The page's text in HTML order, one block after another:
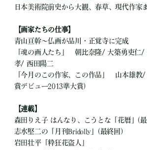
日本美術院前史から大観、春草、現代作家
【画家たちの仕事】
青山亘幹～仏画が品川・正覚寺に完成
「魂の画人たち」 朝比奈隆/ 大築勇吏仁/
孝/ 西田陽二
「今月のこの作家、この作品」 山本雄教/
賞デビュー2013準大賞)
【連載】
森田りえ子 はんなり、こうとな「花暦」(
志水堅二の「月刊Bridolly」(最終回)
岩田壮平「粋狂花盗人」